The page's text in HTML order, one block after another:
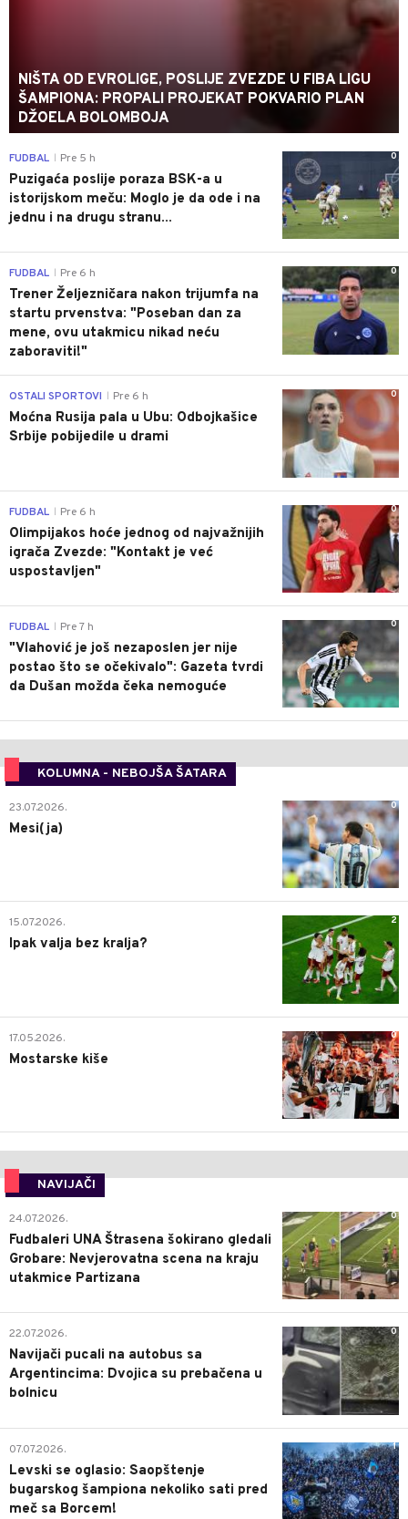
NIŠTA OD EVROLIGE, POSLIJE ZVEZDE U FIBA LIGU
ŠAMPIONA: PROPALI PROJEKAT POKVARIO PLAN
DŽOELA BOLOMBOJA
0
FUDBAL Pre 5 h
Puzigaća poslije poraza BSK-a u
istorijskom meču: Moglo je da ode i na
jednu i na drugu stranu...
0
FUDBAL Pre 6 h
Trener Željezničara nakon trijumfa na
startu prvenstva: "Poseban dan za
mene, ovu utakmicu nikad neću
zaboraviti!"
0
OSTALI SPORTOVI Pre 6 h
Moćna Rusija pala u Ubu: Odbojkašice
Srbije pobijedile u drami
0
FUDBAL Pre 6 h
Olimpijakos hoće jednog od najvažnijih
igrača Zvezde: "Kontakt je već
uspostavljen"
0
FUDBAL Pre 7 h
"Vlahović je još nezaposlen jer nije
postao što se očekivalo": Gazeta tvrdi
da Dušan možda čeka nemoguće
KOLUMNA - NEBOJŠA ŠATARA
0
23.07.2026.
Mesi(ja)
2
15.07.2026.
Ipak valja bez kralja?
0
17.05.2026.
Mostarske kiše
NAVIJAČI
0
24.07.2026.
Fudbaleri UNA Štrasena šokirano gledali
Grobare: Nevjerovatna scena na kraju
utakmice Partizana
0
22.07.2026.
Navijači pucali na autobus sa
Argentincima: Dvojica su prebačena u
bolnicu
1
07.07.2026.
Levski se oglasio: Saopštenje
bugarskog šampiona nekoliko sati pred
meč sa Borcem!